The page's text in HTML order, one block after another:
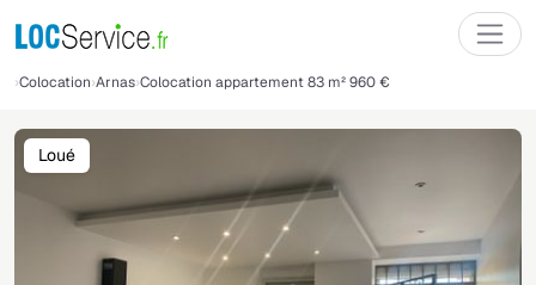
Colocation Arnas Colocation appartement 83 m² 960 €
Loué